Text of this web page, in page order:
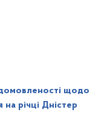
щодо
річці Дністер